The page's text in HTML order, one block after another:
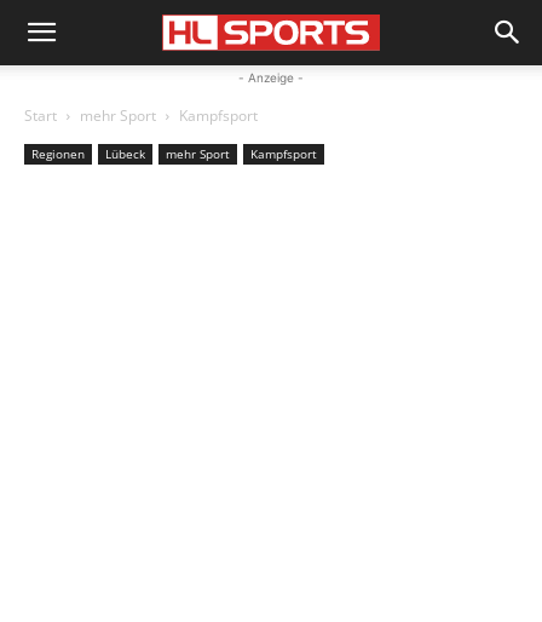
- Anzeige -
Start mehr Sport Kampfsport
Regionen Lübeck mehr Sport Kampfsport